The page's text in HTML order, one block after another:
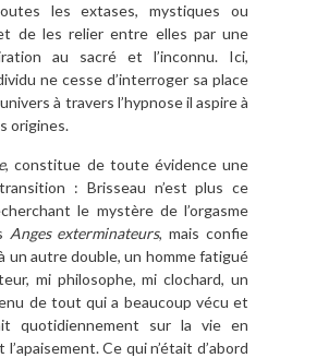
les extases, mystiques ou
de les relier entre elles par une
au sacré et l’inconnu. Ici,
ne cesse d’interroger sa place
à travers l’hypnose il aspire à
origines.
, constitue de toute évidence une
: Brisseau n’est plus ce
le mystère de l’orgasme
Anges exterminateurs, mais confie
un autre double, un homme fatigué
mi philosophe, mi clochard, un
de tout qui a beaucoup vécu et
quotidiennement sur la vie en
Ce qui n’était d’abord